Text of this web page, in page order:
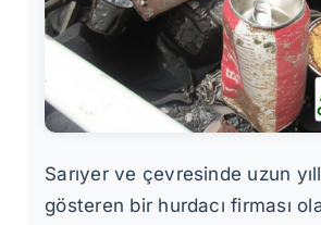
Sarıyer ve çevresinde uzun
gösteren bir hurdacı firması